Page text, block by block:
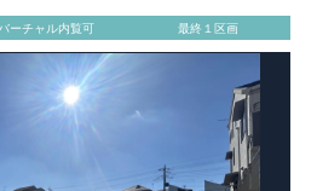
アした物件だけが認定を受けられる
受けるためには、国が定めた下記7つ
要があります。東栄住宅は全棟でク
③維持管理性④住戸面積⑤省エネル
全管理
宅ローン金利優遇、固定資産税の減
も有利です。
住宅性能評価ダブル
「設計」と「建設」のダブルで性
面を第三者機関へ提出します。外部
バーチャル内覧可 最終１区画